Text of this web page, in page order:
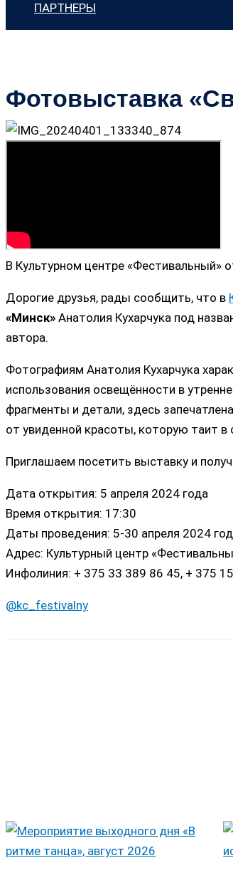
ПАРТНЕРЫ
Фотовыставка
В Культурном центре «Фестивальный»
Дорогие друзья, рады сообщить, что в
«Минск» Анатолия Кухарчука под
автора.
Фотографиям Анатолия Кухарчука
использования освещённости в
фрагменты и детали, здесь
от увиденной красоты, которую таит в
Приглашаем посетить выставку и
Дата открытия: 5 апреля 2024 года
Время открытия: 17:30
Даты проведения: 5-30 апреля 2024
Адрес: Культурный центр
Инфолиния: + 375 33 389 86 45, + 375
@kc_festivalny